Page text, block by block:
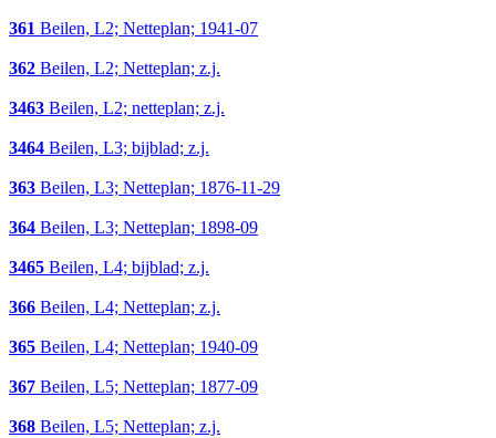
361 Beilen, L2; Netteplan; 1941-07
362 Beilen, L2; Netteplan; z.j.
3463 Beilen, L2; netteplan; z.j.
3464 Beilen, L3; bijblad; z.j.
363 Beilen, L3; Netteplan; 1876-11-29
364 Beilen, L3; Netteplan; 1898-09
3465 Beilen, L4; bijblad; z.j.
366 Beilen, L4; Netteplan; z.j.
365 Beilen, L4; Netteplan; 1940-09
367 Beilen, L5; Netteplan; 1877-09
368 Beilen, L5; Netteplan; z.j.